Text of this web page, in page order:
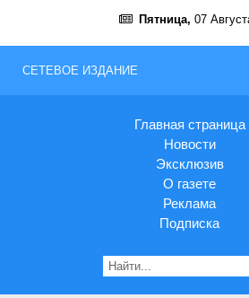
Пятница, 07
СЕТЕВОЕ ИЗДАНИЕ
Главная страница
Новости
Эксклюзив
О газете
Реклама
Подписка